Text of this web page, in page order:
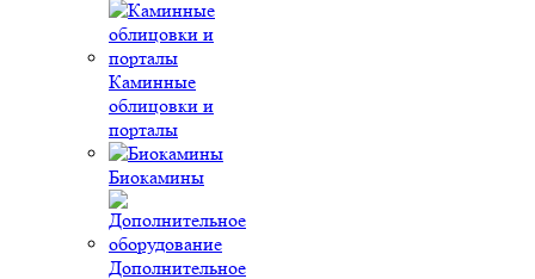
Каминные
облицовки и
порталы
Биокамины
Дополнительное